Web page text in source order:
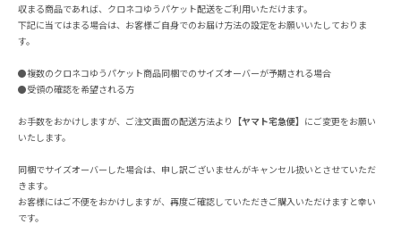
収まる商品であれば、クロネコゆうパケット配送をご利用いただけます。
下記に当てはまる場合は、お客様ご自身でのお届け方法の設定をお願いいたしておりま
す。
●複数のクロネコゆうパケット商品同梱でのサイズオーバーが予期される場合
●受領の確認を希望される方
お手数をおかけしますが、ご注文画面の配送方法より 【ヤマト宅急便】 にご変更をお願い
いたします。
同梱でサイズオーバーした場合は、申し訳ございませんがキャンセル扱いとさせていただ
きます。
お客様にはご不便をおかけしますが、再度ご確認していただきご購入いただけますと幸い
です。